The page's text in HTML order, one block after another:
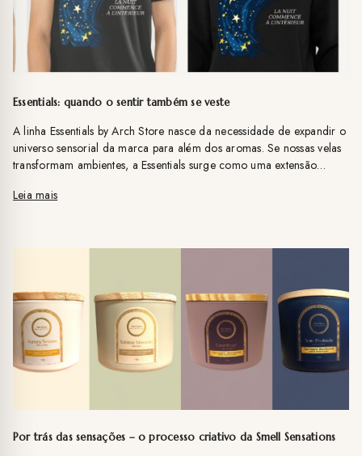
Essentials: quando o sentir também se veste
A linha Essentials by Arch Store nasce da necessidade de expandir o
universo sensorial da marca para além dos aromas. Se nossas velas
transformam ambientes, a Essentials surge como uma extensão
Leia mais
Por trás das sensações – o processo criativo da Smell Sensations